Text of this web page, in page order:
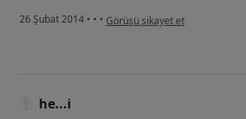
26 Şubat 2014 • • • kullanıcının görüşüne göre mu...t
Görüşü şikayet et
he...i